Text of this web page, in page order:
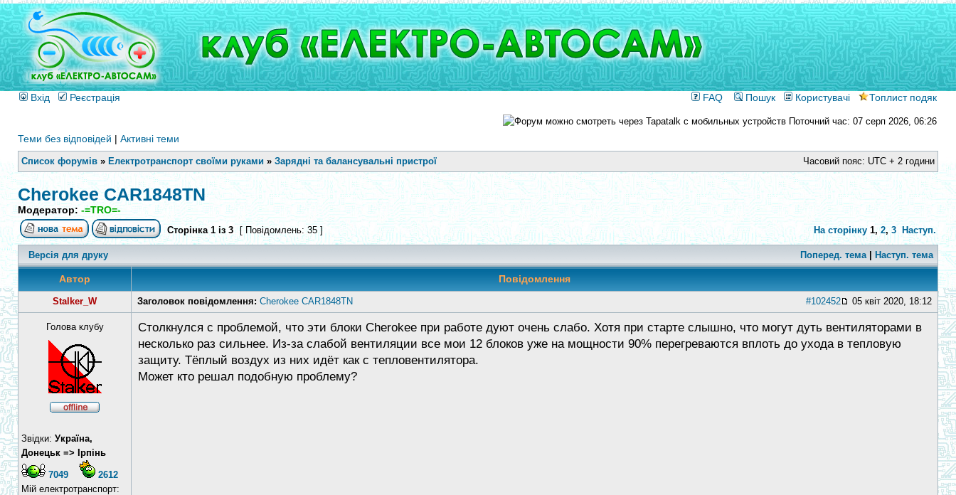
Вхід Реєстрація FAQ Пошук Користувачі Топлист подяк
Поточний час: 07 серп 2026, 06:26
Теми без відповідей | Активні теми
Список форумів » Електротранспорт своїми руками » Зарядні та балансувальні пристрої Часовий пояс: UTC + 2 години
Cherokee CAR1848TN
Модератор: -=TRO=-
Сторінка1 із 3 [ Повідомлень: 35 ] На сторінку 1,2,3 Наступ.
Версія для друку Поперед. тема| Наступ. тема
Автор Повідомлення
Stalker_W Заголовок повідомлення: Cherokee CAR1848TN #102452 05 квіт 2020, 18:12
Голова клубу
Звідки: Україна,
Донецьк => Ірпінь
7049
2612
Мій електротранспорт:
Столкнулся с проблемой, что эти блоки Cherokee при работе дуют очень слабо. Хотя при старте слышно, что могут дуть вентиляторами в
несколько раз сильнее. Из-за слабой вентиляции все мои 12 блоков уже на мощности 90% перегреваются вплоть до ухода в тепловую
защиту. Тёплый воздух из них идёт как с тепловентилятора.
Может кто решал подобную проблему?